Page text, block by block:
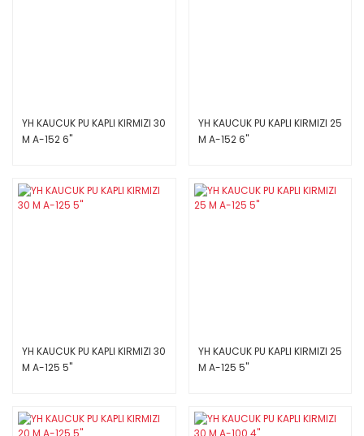
YH KAUCUK PU KAPLI KIRMIZI 30
M A-152 6''
YH KAUCUK PU KAPLI KIRMIZI 25
M A-152 6''
YH KAUCUK PU KAPLI KIRMIZI 30
M A-125 5''
YH KAUCUK PU KAPLI KIRMIZI 25
M A-125 5''